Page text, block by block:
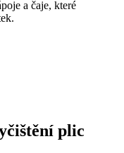
a čaje, které
plic